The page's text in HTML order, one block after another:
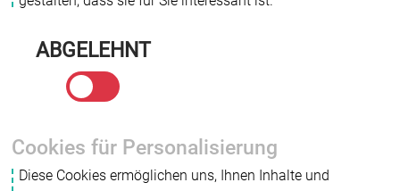
ABGELEHNT
Cookies für Personalisierung
Diese Cookies ermöglichen uns, Ihnen Inhalte und